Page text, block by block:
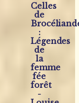
Celles
de
:
Légendes
de
la
femme
fée
forêt
-